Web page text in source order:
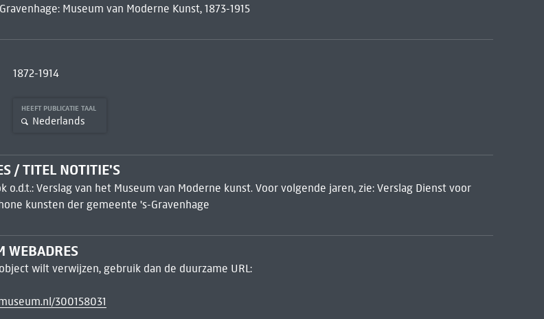
Museum van Moderne Kunst, 1873-1915
1872-1914
HEEFT PUBLICATIE TAAL
Nederlands
/ TITEL NOTITIE'S
o.d.t.: Verslag van het Museum van Moderne kunst. Voor volgende jaren, zie: Verslag Dienst voor
kunsten der gemeente 's-Gravenhage
WEBADRES
wilt verwijzen, gebruik dan de duurzame URL:
300158031